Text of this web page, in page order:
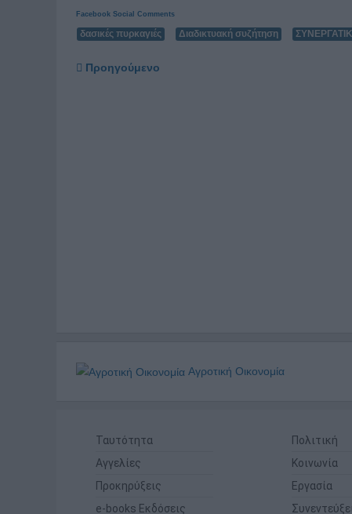
Facebook Social Comments
δασικές πυρκαγιές Διαδικτυακή συζήτηση
Προηγούμενο
Αγροτική Οικονομία
Ταυτότητα
Αγγελίες
Προκηρύξεις
e-books Εκδόσεις
Πολιτική
Κοινωνία
Εργασία